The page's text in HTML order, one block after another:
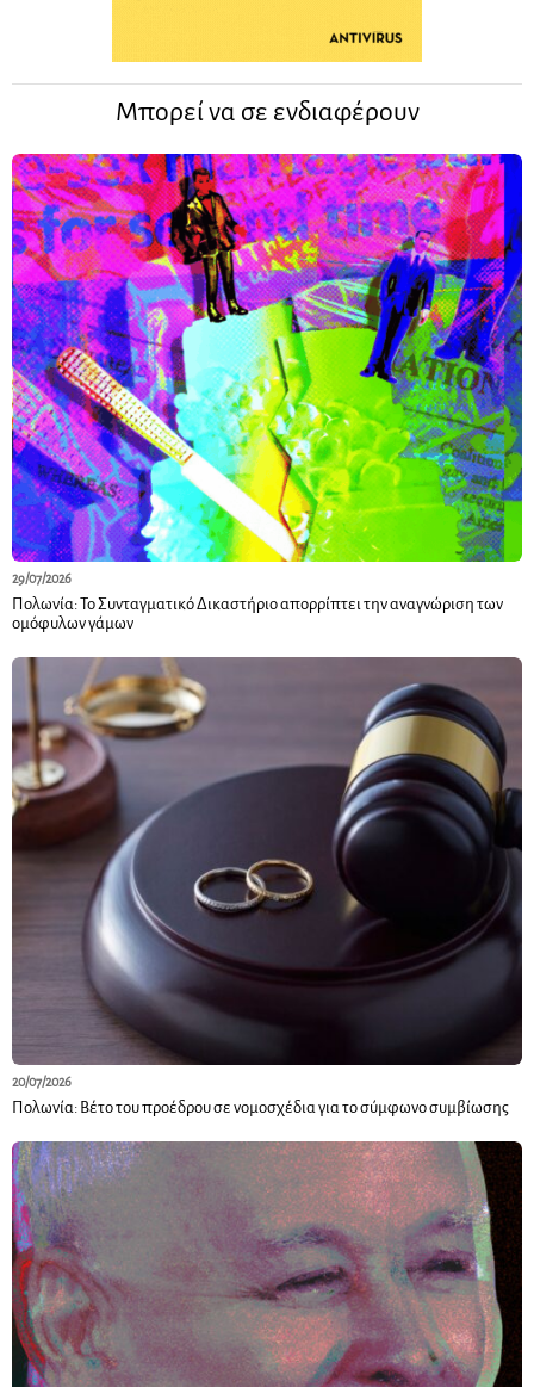
Μπορεί να σε ενδιαφέρουν
29/07/2026
Πολωνία: Το Συνταγματικό Δικαστήριο απορρίπτει την αναγνώριση των
ομόφυλων γάμων
20/07/2026
Πολωνία: Βέτο του προέδρου σε νομοσχέδια για το σύμφωνο συμβίωσης